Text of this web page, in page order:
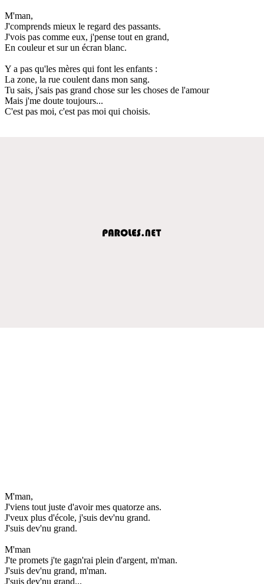
M'man,
J'comprends mieux le regard des passants.
J'vois pas comme eux, j'pense tout en grand,
En couleur et sur un écran blanc.
Y a pas qu'les mères qui font les enfants :
La zone, la rue coulent dans mon sang.
Tu sais, j'sais pas grand chose sur les choses de l'amour
Mais j'me doute toujours...
C'est pas moi, c'est pas moi qui choisis.
M'man,
J'viens tout juste d'avoir mes quatorze ans.
J'veux plus d'école, j'suis dev'nu grand.
J'suis dev'nu grand.
M'man
J'te promets j'te gagn'rai plein d'argent, m'man.
J'suis dev'nu grand, m'man.
J'suis dev'nu grand...